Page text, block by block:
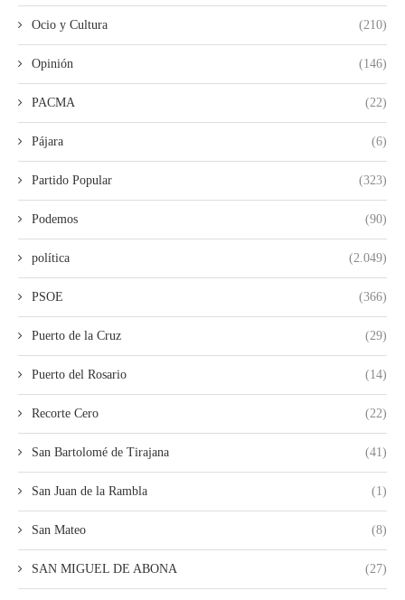
Ocio y Cultura (210)
Opinión (146)
PACMA (22)
Pájara (6)
Partido Popular (323)
Podemos (90)
política (2.049)
PSOE (366)
Puerto de la Cruz (29)
Puerto del Rosario (14)
Recorte Cero (22)
San Bartolomé de Tirajana (41)
San Juan de la Rambla (1)
San Mateo (8)
SAN MIGUEL DE ABONA (27)